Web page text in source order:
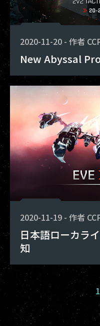
2020-11-20 - 作者
New Abyssal
2020-11-19 - 作者
日本語ローカラ
知
1